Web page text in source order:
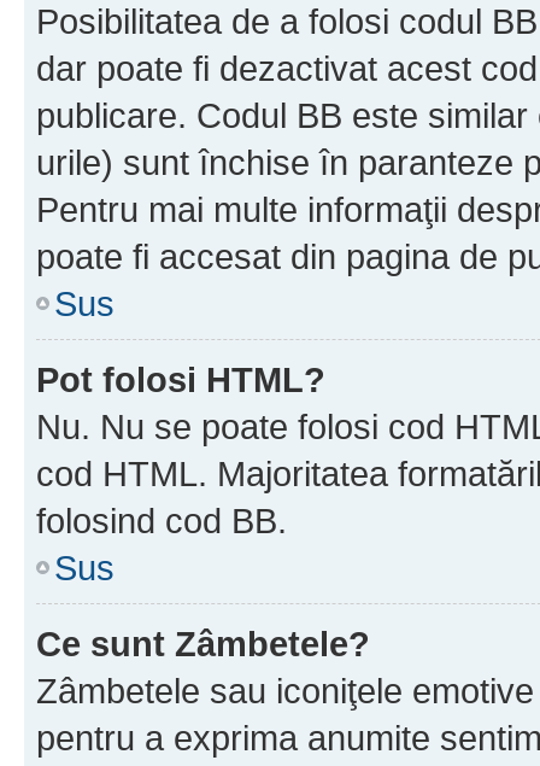
Posibilitatea de a folosi codul
dar poate fi dezactivat acest
publicare. Codul BB este
urile) sunt închise în paranteze
Pentru mai multe informaţii
poate fi accesat din pagina de
Sus
Pot folosi HTML?
Nu. Nu se poate folosi cod
cod HTML. Majoritatea
folosind cod BB.
Sus
Ce sunt Zâmbetele?
Zâmbetele sau iconiţele
pentru a exprima anumite